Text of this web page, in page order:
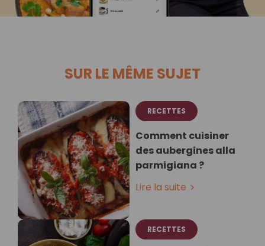
SUR LE MÊME SUJET
RECETTES
Comment cuisiner
des aubergines alla
parmigiana ?
Lire la suite
RECETTES